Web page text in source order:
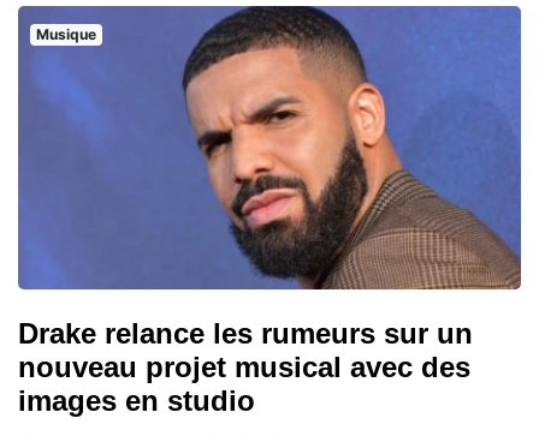
Musique
Drake relance les rumeurs sur un
nouveau projet musical avec des
images en studio